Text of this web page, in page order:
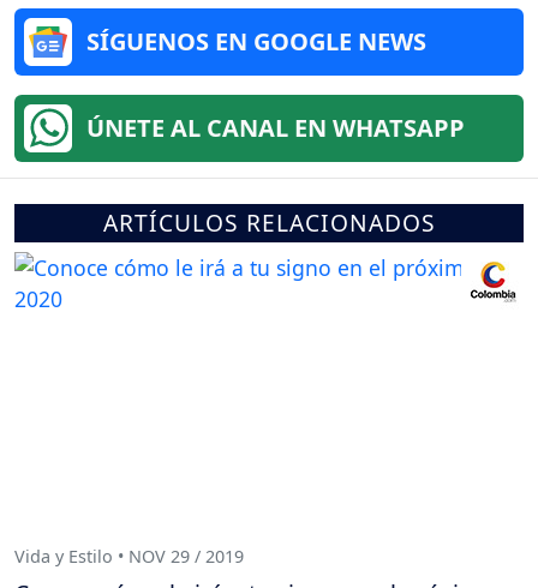
SÍGUENOS EN GOOGLE NEWS
ÚNETE AL CANAL EN WHATSAPP
ARTÍCULOS RELACIONADOS
Vida y Estilo • NOV 29 / 2019